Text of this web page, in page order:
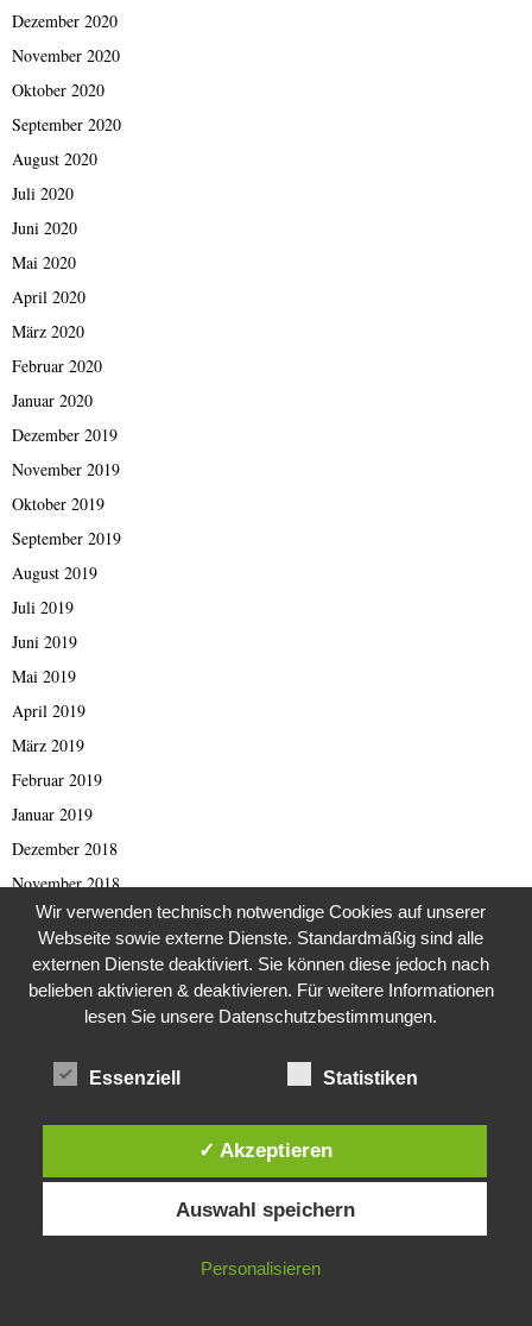
Dezember 2020
November 2020
Oktober 2020
September 2020
August 2020
Juli 2020
Juni 2020
Mai 2020
April 2020
März 2020
Februar 2020
Januar 2020
Dezember 2019
November 2019
Oktober 2019
September 2019
August 2019
Juli 2019
Juni 2019
Mai 2019
April 2019
März 2019
Februar 2019
Januar 2019
Dezember 2018
November 2018
Oktober 2018
September 2018
August 2018
Mai 2018
April 2018
Diese Website verwendet Cookies. Durch die weitere Nutzung dieser
Website stimmst du der Verwendung von Cookies zu.
IN ORDNUNG
Wir verwenden technisch notwendige Cookies auf unserer
Webseite sowie externe Dienste. Standardmäßig sind alle
externen Dienste deaktiviert. Sie können diese jedoch nach
belieben aktivieren & deaktivieren. Für weitere Informationen
lesen Sie unsere Datenschutzbestimmungen.
Essenziell Statistiken
✓ Akzeptieren
Auswahl speichern
Personalisieren